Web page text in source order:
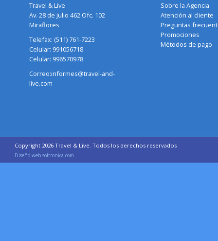
Travel & Live
Av. 28 de julio 462 Ofc. 102
Miraflores
Telefax: (511) 761-7223
Celular: 991056718
Celular: 996570978
Correo:informes@travel-and-
live.com
Sobre la Agencia
Atención al cliente
Preguntas
Promociones
Métodos de pago
Copyright 2026 Travel & Live. Todos los derechos reservados
Diseño web soltronica.com